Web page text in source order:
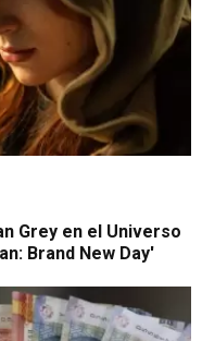
Grey en el Universo
Brand New Day'